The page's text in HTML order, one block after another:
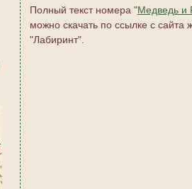
Полный текст номера "Медведь и
можно скачать по ссылке с сайта
"Лабиринт".